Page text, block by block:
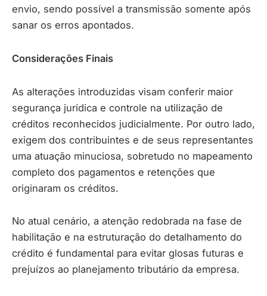
envio, sendo possível a transmissão somente após
sanar os erros apontados.
Considerações Finais
As alterações introduzidas visam conferir maior
segurança jurídica e controle na utilização de
créditos reconhecidos judicialmente. Por outro lado,
exigem dos contribuintes e de seus representantes
uma atuação minuciosa, sobretudo no mapeamento
completo dos pagamentos e retenções que
originaram os créditos.
No atual cenário, a atenção redobrada na fase de
habilitação e na estruturação do detalhamento do
crédito é fundamental para evitar glosas futuras e
prejuízos ao planejamento tributário da empresa.